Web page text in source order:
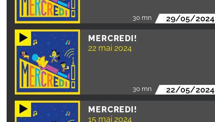
30 mn 29/05/2024
MERCREDI!
22 mai 2024
30 mn 22/05/2024
MERCREDI!
15 mai 2024